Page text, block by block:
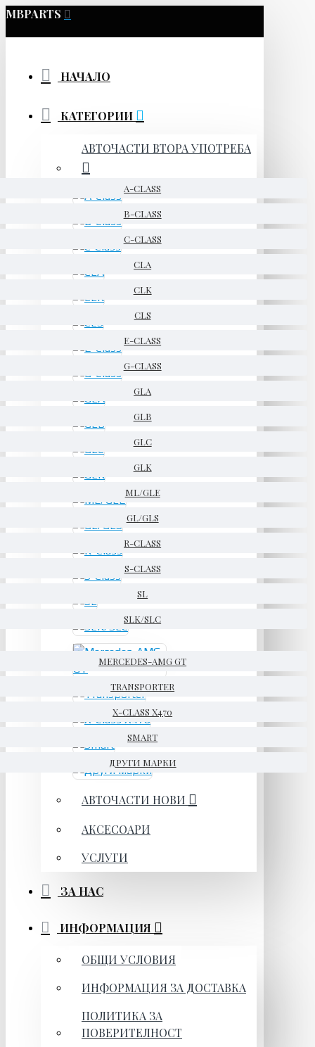
MBPARTS
НАЧАЛО
КАТЕГОРИИ
АВТОЧАСТИ ВТОРА УПОТРЕБА
A-CLASS
B-CLASS
C-CLASS
CLA
CLK
CLS
E-CLASS
G-CLASS
GLA
GLB
GLC
GLK
ML/GLE
GL/GLS
R-CLASS
S-CLASS
SL
SLK/SLC
MERCEDES-AMG GT
TRANSPORTER
X-CLASS X470
SMART
ДРУГИ МАРКИ
АВТОЧАСТИ НОВИ
АКСЕСОАРИ
УСЛУГИ
ЗА НАС
ИНФОРМАЦИЯ
ОБЩИ УСЛОВИЯ
ИНФОРМАЦИЯ ЗА ДОСТАВКА
ПОЛИТИКА ЗА
ПОВЕРИТЕЛНОСТ